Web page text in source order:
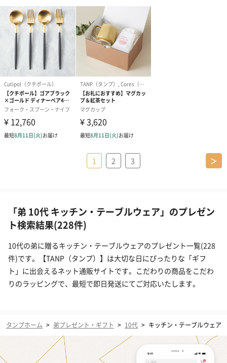
1 2 3 ＞
「弟 10代 キッチン・テーブルウェア」のプレゼン
ト検索結果(228件)
10代の弟に贈るキッチン・テーブルウェアのプレゼント一覧(228
件)です。【TANP（タンプ）】は大切な日にぴったりな「ギフ
ト」に出会えるネット通販サイトです。こだわりの商品をこだわ
りのラッピングで、最短で即日発送にてご対応いたします。
タンプホーム > 弟プレゼント・ギフト > 10代 > キッチン・テーブルウェア